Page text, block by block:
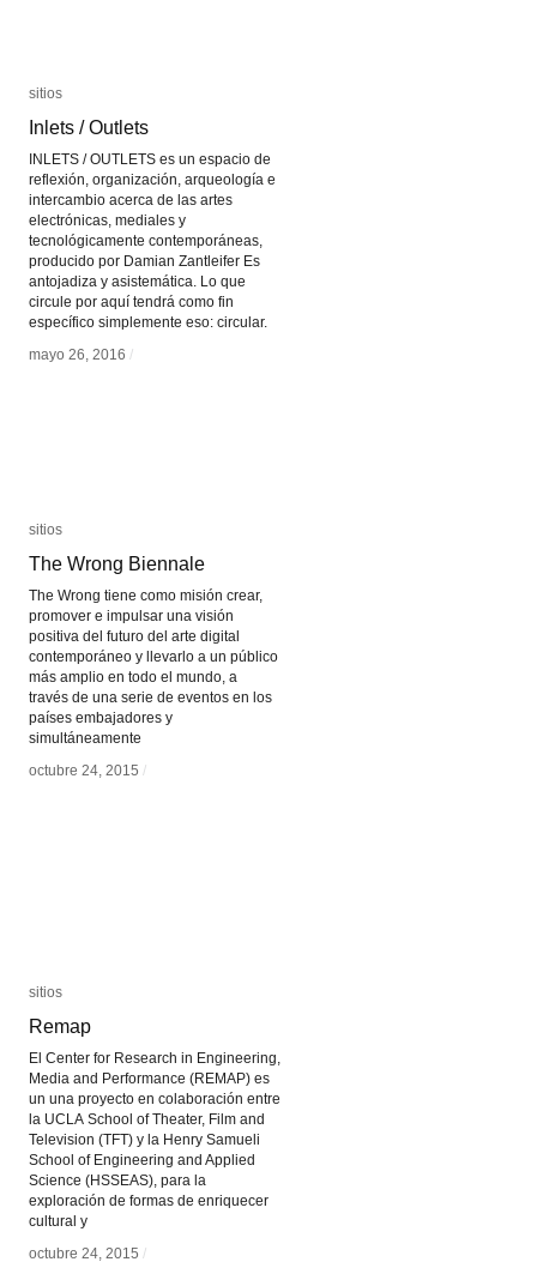
sitios
Inlets / Outlets
INLETS / OUTLETS es un espacio de
reflexión, organización, arqueología e
intercambio acerca de las artes
electrónicas, mediales y
tecnológicamente contemporáneas,
producido por Damian Zantleifer Es
antojadiza y asistemática. Lo que
circule por aquí tendrá como fin
específico simplemente eso: circular.
mayo 26, 2016 /
sitios
Inlets / Outlets
mayo 26, 2016 /
sitios
The Wrong Biennale
The Wrong tiene como misión crear,
promover e impulsar una visión
positiva del futuro del arte digital
contemporáneo y llevarlo a un público
más amplio en todo el mundo, a
través de una serie de eventos en los
países embajadores y
simultáneamente
octubre 24, 2015 /
sitios
The Wrong Biennale
octubre 24, 2015 /
sitios
Remap
El Center for Research in Engineering,
Media and Performance (REMAP) es
un una proyecto en colaboración entre
la UCLA School of Theater, Film and
Television (TFT) y la Henry Samueli
School of Engineering and Applied
Science (HSSEAS), para la
exploración de formas de enriquecer
cultural y
octubre 24, 2015 /
sitios
Remap
octubre 24, 2015 /